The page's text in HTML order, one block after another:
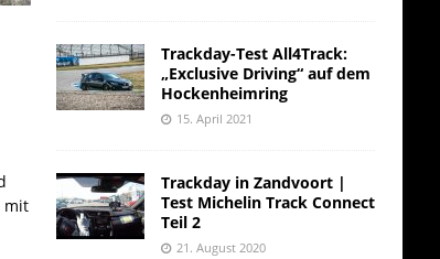
mit
Trackday-Test All4Track:
„Exclusive Driving“ auf dem
Hockenheimring
15. April 2021
Trackday in Zandvoort |
Test Michelin Track Connect
Teil 2
21. August 2020